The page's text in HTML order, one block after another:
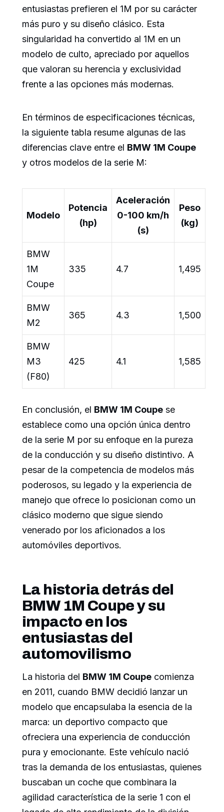
entusiastas prefieren el 1M por su carácter
más puro y su diseño clásico. Esta
singularidad ha convertido al 1M en un
modelo de culto, apreciado por aquellos
que valoran su herencia y exclusividad
frente a las opciones más modernas.
En términos de especificaciones técnicas,
la siguiente tabla resume algunas de las
diferencias clave entre el BMW 1M Coupe
y otros modelos de la serie M:
Modelo
Potencia
(hp)
Aceleración
0-100 km/h
(s)
Peso
(kg)
BMW
1M
Coupe
335 4.7 1,495
BMW
M2
365 4.3 1,500
BMW
M3
(F80)
425 4.1 1,585
En conclusión, el BMW 1M Coupe se
establece como una opción única dentro
de la serie M por su enfoque en la pureza
de la conducción y su diseño distintivo. A
pesar de la competencia de modelos más
poderosos, su legado y la experiencia de
manejo que ofrece lo posicionan como un
clásico moderno que sigue siendo
venerado por los aficionados a los
automóviles deportivos.
La historia detrás del
BMW 1M Coupe y su
impacto en los
entusiastas del
automovilismo
La historia del BMW 1M Coupe comienza
en 2011, cuando BMW decidió lanzar un
modelo que encapsulaba la esencia de la
marca: un deportivo compacto que
ofreciera una experiencia de conducción
pura y emocionante. Este vehículo nació
tras la demanda de los entusiastas, quienes
buscaban un coche que combinara la
agilidad característica de la serie 1 con el